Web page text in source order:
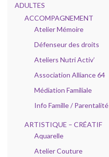
ADULTES
ACCOMPAGNEMENT
Atelier Mémoire
Défenseur des droits
Ateliers Nutri Activ’
Association Alliance 64
Médiation Familiale
Info Famille / Parentalité
ARTISTIQUE – CRÉATIF
Aquarelle
Atelier Couture